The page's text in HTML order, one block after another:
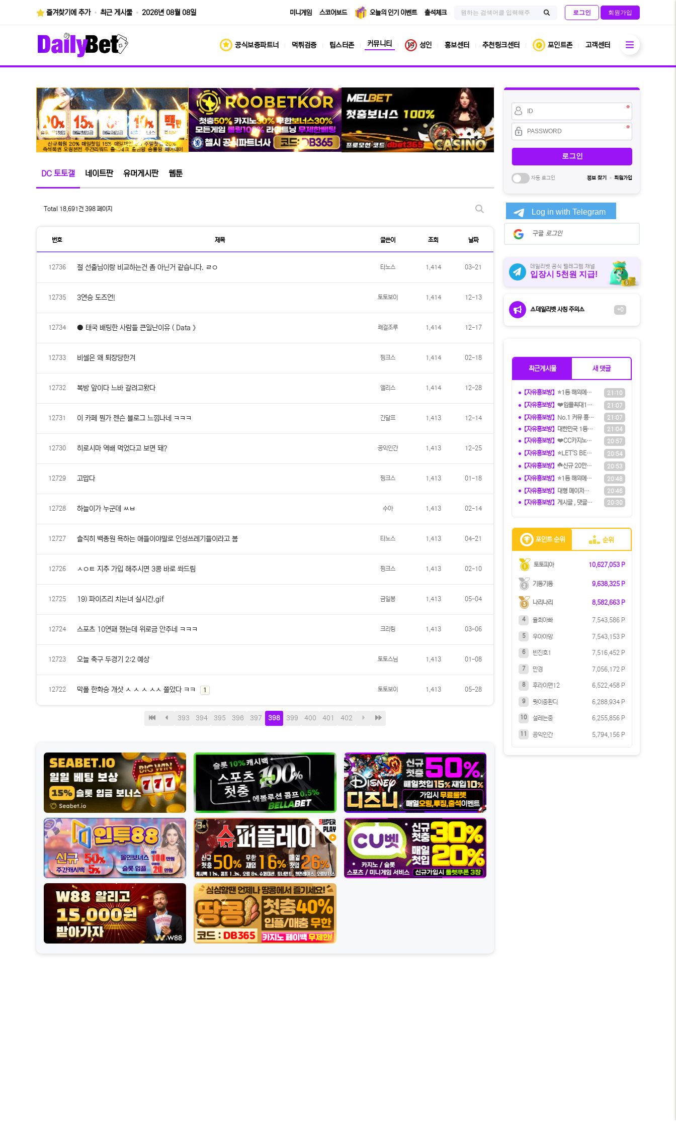
즐겨찾기에 추가 최근 게시물 2026년 08월 08일 미니게임 스코어보드 오늘의 인기 이벤트 출석체크
체
검
로그인 회원가입
공식보증파트너 먹튀검증 팁스터존 커뮤니티 성인 홍보센터 추천링크센터 포인트존 고객센터
회
원
아
이
디
필
비
밀
번
필
자동 로그인 정보 찾기 회원가입
셜
로
그
구글 로그인
데일리벳 공식 텔레그램 채널
입장시 5천원 지급!
⚠️데일리벳 사칭 주의⚠️ +0
최근게시물 새 댓글
【자유홍보방】 ⭐️1등 해외에이전시⭐️『유로247』 21:10
【자유홍보방】 ❤️️입플최대100%❤️✨억대보증 C 21:07
【자유홍보방】 ️️No.1 커뮤 홍보대행 프️로그램 21:07
【자유홍보방】 ️대한민국️ 1등 토토 카지노 솔루션 21:04
【자유홍보방】 ❤️CC️카지노+주실장❤️이벤트 및 20:57
【자유홍보방】 ⭐️LET'S BET 렛츠벳 - 테더 20:54
【자유홍보방】 ☘️️신규 20만원 당첨쿠폰 수령하세 20:53
【자유홍보방】 ⭐️1등 해외에이전시⭐️『유로247』 20:48
【자유홍보방】 ️️대형 메이저계열사에서 TM직원 모 20:46
【자유홍보방】 ️️게시글 , 댓글만 달아도 현금화가 20:30
포인트 순위 순위
토토피아 10,627,053 P
기동기동 9,638,325 P
나리나리 8,582,663 P
4 율희아빠 7,543,586 P
5 우아아앙 7,543,153 P
6 빈진호1 7,516,452 P
7 만경 7,056,172 P
8 후라이맨12 6,522,458 P
9 뭣이중환디 6,288,934 P
10 설레는중 6,255,856 P
11 공익인간 5,794,156 P
DC 토토갤 네이트판 유머게시판 웹툰
Total 18,691건 398 페이지
게
시
판
판
번호 제목 글쓴이 조회 날짜
12736 절 선출님이랑 비교하는건 좀 아닌거 같습니다. ㄹㅇ 타노스 1,414 03-21
12735 3연승 도즈언! 토토보이 1,414 12-13
12734 ● 태국 배팅한 사람들 큰일난이유 ( Data 》 쾌걸조루 1,414 12-17
12733 비셀은 왜 퇴장당한겨 핑크스 1,414 02-18
12732 복방 앞이다 느바 갈려고왔다 앨리스 1,414 12-28
12731 이 카페 뭔가 젠슨 블로그 느낌나네 ㅋㅋㅋ 간달프 1,413 12-14
12730 히로시마 역배 먹었다고 보면 돼? 공익인간 1,413 12-25
12729 고맙다 핑크스 1,413 01-18
12728 하늘이가 누군데 ㅆㅂ 수아 1,413 02-14
12727 솔직히 백종원 욕하는 애들이야말로 인성쓰레기들이라고 봄 타노스 1,413 04-21
12726 ㅅㅇㅌ 지추 가입 해주시면 3콩 바로 쏴드림 핑크스 1,413 02-10
12725 19) 파이즈리 치는녀 실시간.gif 금일봉 1,413 05-04
12724 스포츠 10연패 했는데 위로금 안주네 ㅋㅋㅋ 크리링 1,413 03-06
12723 오늘 축구 두경기 2:2 예상 토토스님 1,413 01-08
12722 막폴 한화승 개샷 ㅅ ㅅ ㅅ ㅅㅅ 쫄았다 ㅋㅋ 1 토토보이 1,413 05-28
처
393 394 395 396 397
현
398페
399 400 401 402
다
마